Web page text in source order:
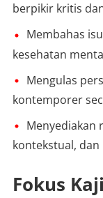
berpikir kritis
Membahas
kesehatan
Mengulas
kontemporer
Menyediakan
kontekstual,
Fokus